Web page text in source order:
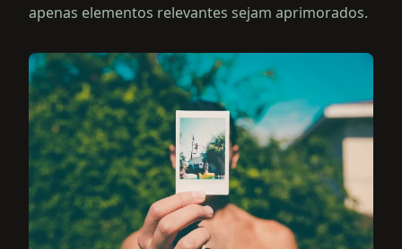
apenas elementos relevantes sejam aprimorados.